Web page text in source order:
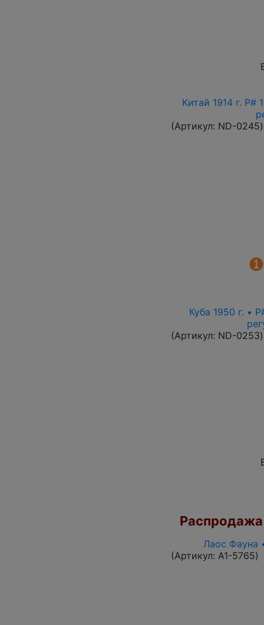
Китай 1914 г. P#
(Артикул: ND-0245)
Куба 1950 г. •
(Артикул: ND-0253)
Распродажа
Лаос Фауна
(Артикул: A1-5765)